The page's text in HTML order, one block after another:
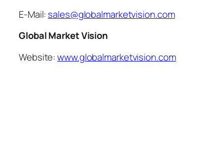
E-Mail: sales@globalmarketvision.com
Global Market Vision
Website:www.globalmarketvision.com